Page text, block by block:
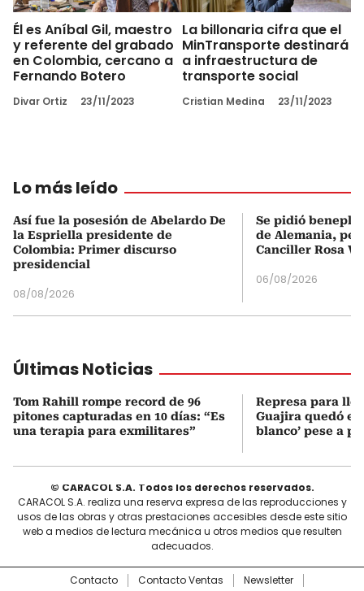
Él es Aníbal Gil, maestro
y referente del grabado
en Colombia, cercano a
Fernando Botero
Divar Ortiz 23/11/2023
La billonaria cifra que el
MinTransporte destinará
a infraestructura de
transporte social
Cristian Medina 23/11/2023
Lo más leído
Así fue la posesión de Abelardo De
la Espriella presidente de
Colombia: Primer discurso
presidencial
08/08/2026
Se pidió
de Alemania,
Canciller Rosa
06/08/2026
Últimas Noticias
Tom Rahill rompe record de 96
pitones capturadas en 10 días: “Es
una terapia para exmilitares”
Represa para
Guajira quedó en
blanco’ pese a
© CARACOL S.A. Todos los derechos reservados.
CARACOL S.A. realiza una reserva expresa de las reproducciones y
usos de las obras y otras prestaciones accesibles desde este sitio
web a medios de lectura mecánica u otros medios que resulten
adecuados.
Contacto Contacto Ventas Newsletter